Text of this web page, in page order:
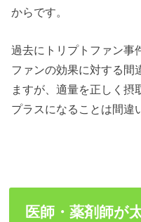
からです。
過去にトリプトファン事
ファンの効果に対する間
ますが、適量を正しく摂
プラスになることは間違
医師・薬剤師が